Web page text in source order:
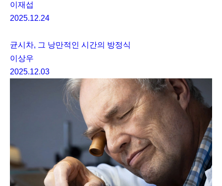
이재섭
2025.12.24
균시차, 그 낭만적인 시간의 방정식
이상우
2025.12.03